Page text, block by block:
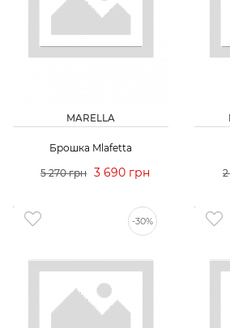
MARELLA
Брошка Mlafetta
5 270 грн 3 690 грн
-30%